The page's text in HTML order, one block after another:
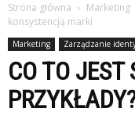
Strona główna Marketing
konsystencją marki
Marketing Zarządzanie
CO TO